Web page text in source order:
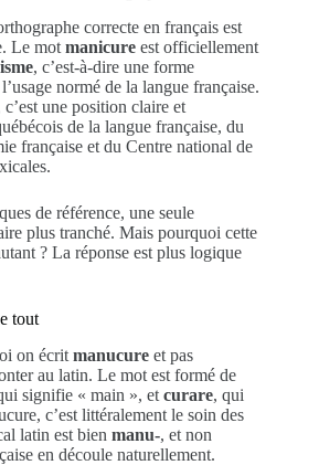
correcte en français est
Le mot manicure est officiellement
, c’est-à-dire une forme
normé de la langue française.
une position claire et
de la langue française, du
française et du Centre national de
de référence, une seule
plus tranché. Mais pourquoi cette
? La réponse est plus logique
tout
on écrit manucure et pas
au latin. Le mot est formé de
signifie « main », et curare, qui
c’est littéralement le soin des
latin est bien manu-, et non
en découle naturellement.